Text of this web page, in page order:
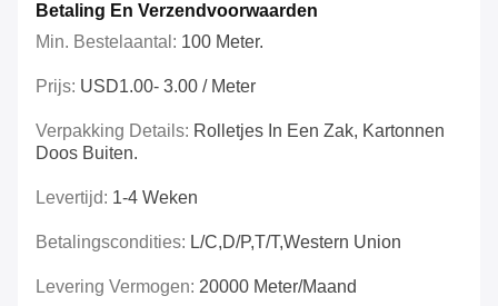
Betaling En Verzendvoorwaarden
Min. Bestelaantal: 100 Meter.
Prijs: USD1.00- 3.00 / Meter
Verpakking Details: Rolletjes In Een Zak, Kartonnen
Doos Buiten.
Levertijd: 1-4 Weken
Betalingscondities: L/C,D/P,T/T,Western Union
Levering Vermogen: 20000 Meter/maand